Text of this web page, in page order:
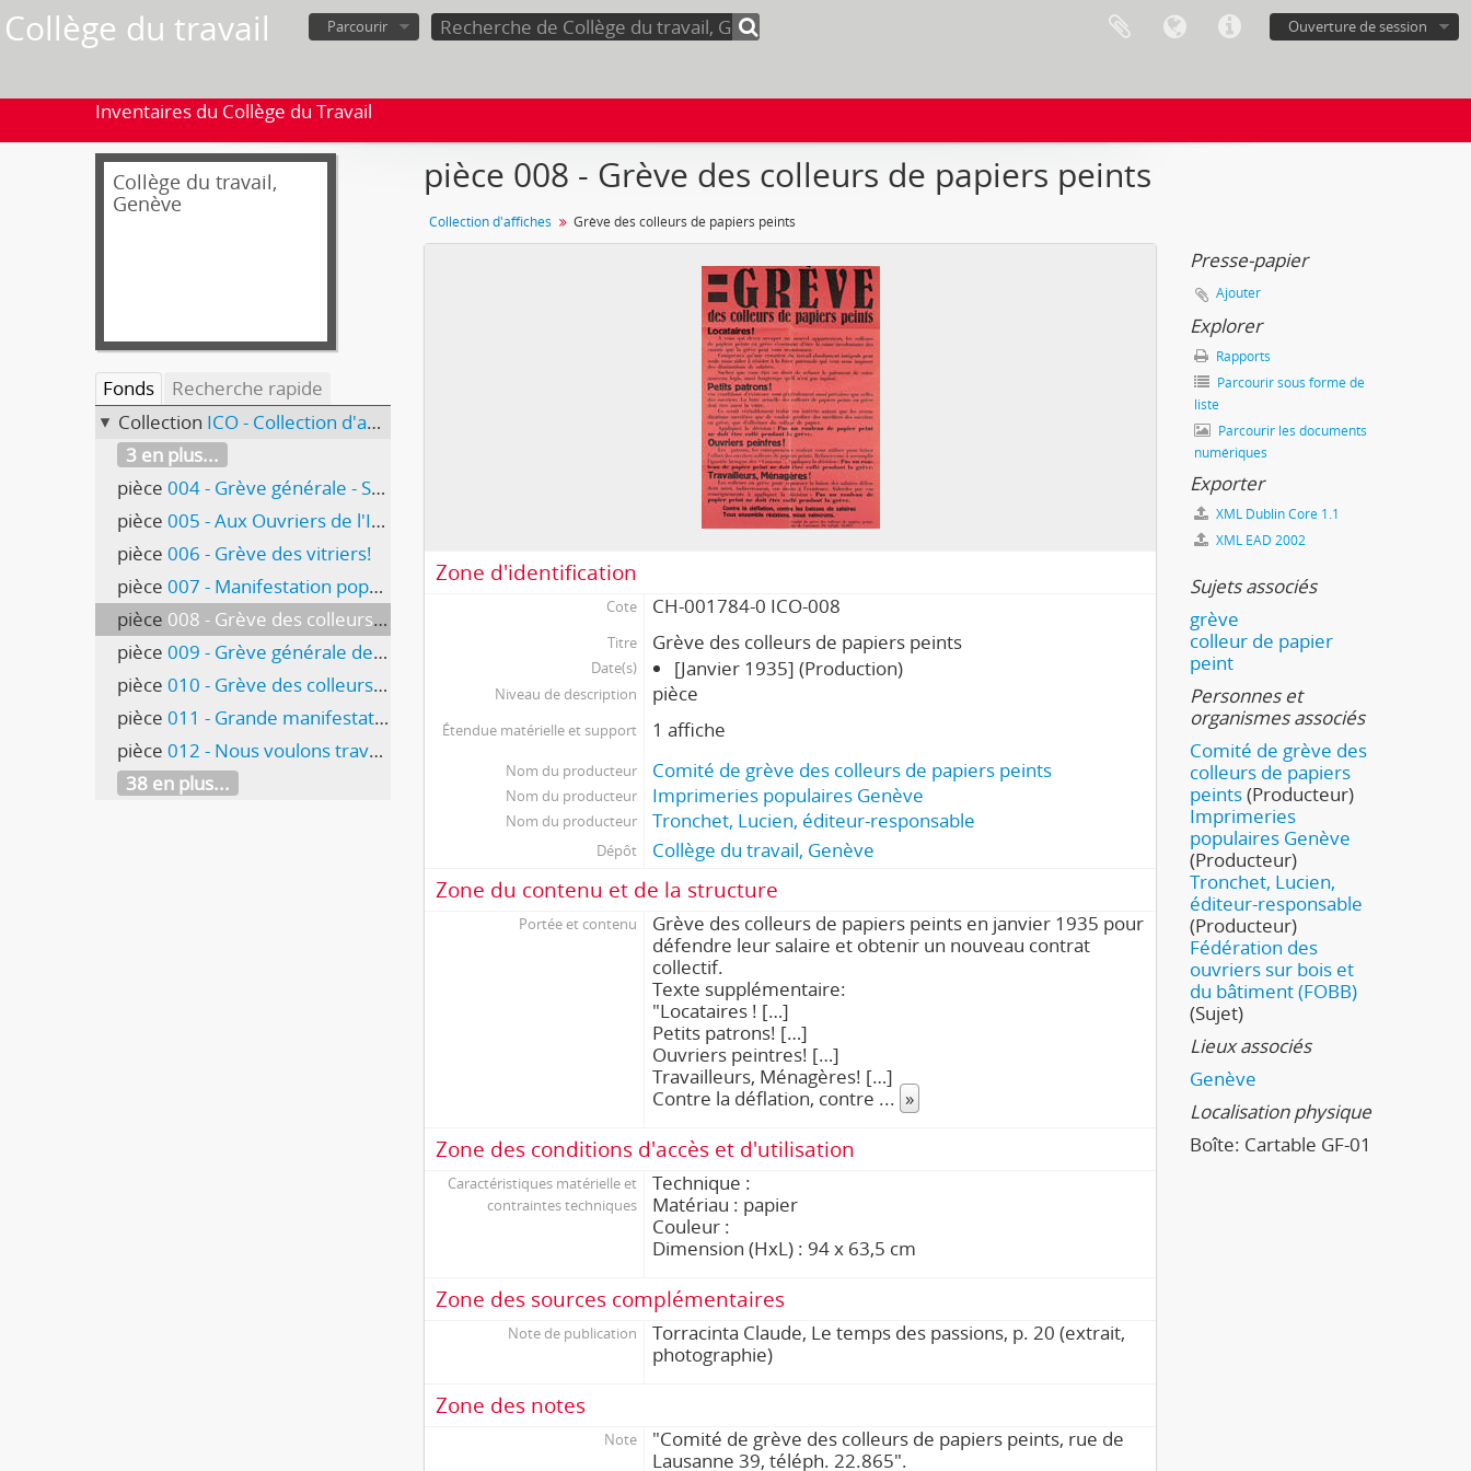
Collège du travail Ouverture de session
Parcourir
Inventaires du Collège du Travail
Collège du travail,
Genève
Fonds
Recherche rapide
Collection ICO - Collection d'affiches
3 en plus...
pièce 004 - Grève générale - Samedi 3 septembre
pièce 005 - Aux Ouvriers de l'Industrie du Bois et du Bâtiment
pièce 006 - Grève des vitriers!
pièce 007 - Manifestation populaire - La misère des chômeurs à Genève
pièce 008 - Grève des colleurs de papiers peints
pièce 009 - Grève générale de protestation de 24 heures
pièce 010 - Grève des colleurs de papiers peints - Locataires!
pièce 011 - Grande manifestation publique
pièce 012 - Nous voulons travailler [travaux place des Nations]
38 en plus...
pièce 008 - Grève des colleurs de papiers peints
Collection d'affiches Grève des colleurs de papiers peints
Zone d'identification
Cote CH-001784-0 ICO-008
Titre Grève des colleurs de papiers peints
Date(s) [Janvier 1935] (Production)
Niveau de description pièce
Étendue matérielle et support 1 affiche
Nom du producteur Comité de grève des colleurs de papiers peints
Nom du producteur Imprimeries populaires Genève
Nom du producteur Tronchet, Lucien, éditeur-responsable
Dépôt Collège du travail, Genève
Zone du contenu et de la structure
Portée et contenu
Grève des colleurs de papiers peints en janvier 1935 pour
défendre leur salaire et obtenir un nouveau contrat
collectif.
Texte supplémentaire:
"Locataires ! […]
Petits patrons! […]
Ouvriers peintres! […]
Travailleurs, Ménagères! […]
Contre la déflation, contre ... »
Zone des conditions d'accès et d'utilisation
Caractéristiques matérielle et
contraintes techniques
Technique :
Matériau : papier
Couleur :
Dimension (HxL) : 94 x 63,5 cm
Zone des sources complémentaires
Note de publication
Torracinta Claude, Le temps des passions, p. 20 (extrait,
photographie)
Zone des notes
Note
"Comité de grève des colleurs de papiers peints, rue de
Lausanne 39, téléph. 22.865".
Presse-papier
Ajouter
Explorer
Rapports
Parcourir sous forme de
liste
Parcourir les documents
numériques
Exporter
XML Dublin Core 1.1
XML EAD 2002
Sujets associés
grève
colleur de papier
peint
Personnes et
organismes associés
Comité de grève des
colleurs de papiers
peints(Producteur)
Imprimeries
populaires Genève
(Producteur)
Tronchet, Lucien,
éditeur-responsable
(Producteur)
Fédération des
ouvriers sur bois et
du bâtiment (FOBB)
(Sujet)
Lieux associés
Genève
Localisation physique
Boîte: Cartable GF-01